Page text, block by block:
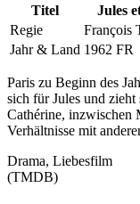
Titel
Jules
Regie
François
Jahr & Land 1962 FR
Paris zu Beginn des
sich für Jules und
Cathérine, inzwischen
Verhältnisse mit
Drama, Liebesfilm
(TMDB)